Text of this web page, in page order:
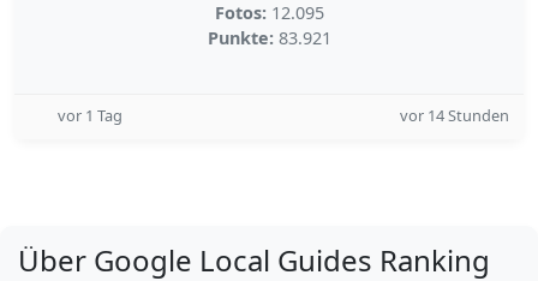
Fotos: 12.095
Punkte: 83.921
vor 1 Tag vor 14 Stunden
Über Google Local Guides Ranking